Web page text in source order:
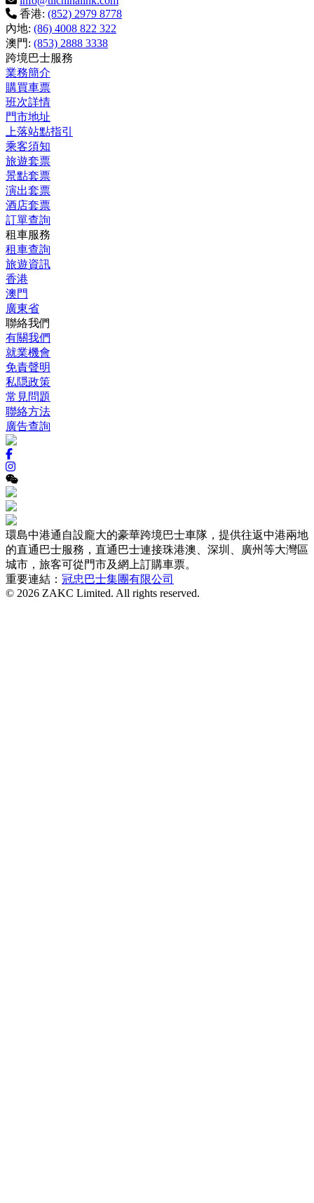
香港: (852) 2979 8778
內地: (86) 4008 822 322
澳門: (853) 2888 3338
跨境巴士服務
業務簡介
購買車票
班次詳情
門市地址
上落站點指引
乘客須知
旅遊套票
景點套票
演出套票
酒店套票
訂單查詢
租車服務
租車查詢
旅遊資訊
香港
澳門
廣東省
聯絡我們
有關我們
就業機會
免責聲明
私隠政策
常見問題
聯絡方法
廣告查詢
環島中港通自設龐大的豪華跨境巴士車隊，提供往返中港兩地
的直通巴士服務，直通巴士連接珠港澳、深圳、廣州等大灣區
城市，旅客可從門市及網上訂購車票。
重要連結： 冠忠巴士集團有限公司
© 2026 ZAKC Limited. All rights reserved.